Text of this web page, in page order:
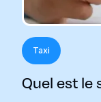
Taxi
Quel est le